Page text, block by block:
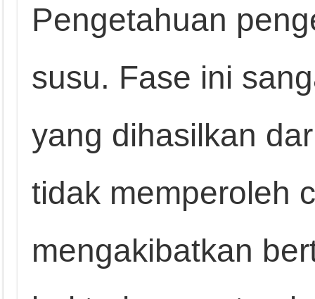
Pengetahuan
susu. Fase ini
yang dihasilkan
tidak memperoleh
mengakibatkan